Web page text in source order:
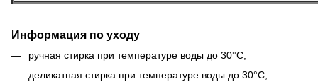
Информация по уходу
ручная стирка при температуре воды до 30°С;
деликатная стирка при температуре воды до 30°С;